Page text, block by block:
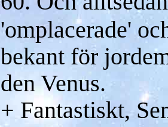
'omplacerade'
bekant för
den Venus.
+ Fantastiskt,